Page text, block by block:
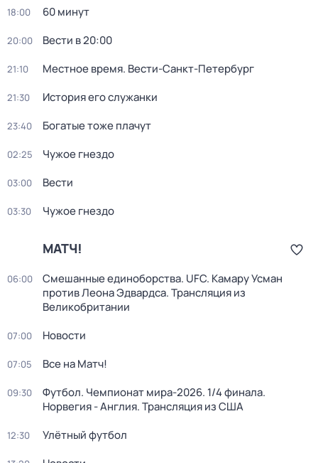
18:00 60 минут
20:00 Вести в 20:00
21:10 Местное время. Вести-Санкт-Петербург
21:30 История его служанки
23:40 Богатые тоже плачут
02:25 Чужое гнездо
03:00 Вести
03:30 Чужое гнездо
МАТЧ!
06:00
Смешанные единоборства. UFC. Камару Усман
против Леона Эдвардса. Трансляция из
Великобритании
07:00 Новости
07:05 Все на Матч!
09:30
Футбол. Чемпионат мира-2026. 1/4 финала.
Норвегия - Англия. Трансляция из США
12:30 Улётный футбол